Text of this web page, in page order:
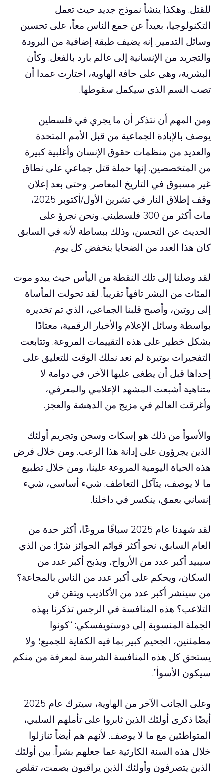
للقتل. وهكذا ينشأ نموذج جديد حيث تعمل
التكنولوجيا، بعيداً عن جمع الناس معاً، على تحسين
وسائل التدمير. إنه يضيف طبقة إضافية من البرودة
والتجريد من الإنسانية إلى عالم بارد بالفعل. وكأن
البشرية، وهي على حافة الهاوية، اختارت عمدا أن
تصب السم الذي سيكمل سقوطها.
ومن المهم أن نتذكر أن ما يجري في فلسطين
يوصف بالإبادة الجماعية من قبل الأمم المتحدة
والعديد من منظمات حقوق الإنسان وأغلبية كبيرة
من المتخصصين. إنها حملة قتل جماعي على نطاق
غير مسبوق في التاريخ المعاصر. وحتى بعد إعلان
وقف إطلاق النار في تشرين الأول/أكتوبر 2025،
مات أكثر من 300 فلسطيني. ونحن نجرؤ على
الحديث عن التحسن، وذلك ببساطة لأنه في السابق
كان هذا العدد من الضحايا ينخفض ​​كل يوم.
لقد وصلنا إلى تلك النقطة من اليأس حيث يبدو موت
المئات من البشر تافهاً تقريباً. لقد تحولت المأساة
إلى روتين، وأصبح قلبنا الجماعي، الذي تم تخديره
بواسطة وسائل الإعلام والأخبار الرقمية، معتادًا
بشكل خطير على هذه التقييمات المروعة. وتتابعت
التفجيرات بوتيرة لم نعد نملك الوقت للتعليق على
إحداها قبل أن يطغى عليها الآخر، في دوامة لا
متناهية أشبعت المشهد الإعلامي والمعرفي،
وأغرقت العالم في مزيج من الدهشة والعجز.
والأسوأ من ذلك هو إسكات وسجن وتجريم أولئك
الذين يجرؤون على إدانة هذا الرعب. ومن خلال فرض
هذه الحياة اليومية المروعة علينا، ومن خلال تطبيع
ما لا يوصف، يتآكل التعاطف. شيء أساسي، شيء
إنساني بعمق، ينكسر في داخلنا.
لقد شهدنا عام 2025 سباقًا مروعًا، أكثر حدة من
العام السابق، نحو أكثر قوائم الجوائز شرًا: من الذي
سيبيد أكبر عدد من الأرواح، ويذبح أكبر عدد من
السكان، ويحكم على أكبر عدد من الناس بالمجاعة؟
من سينشر أكبر عدد من الأكاذيب ويتقن فن
التلاعب؟ هذه المنافسة في الرجس تذكرنا بهذه
الجملة المنسوبة إلى دوستويفسكي: “كونوا
مطمئنين، الجحيم كبير بما فيه الكفاية للجميع؛ ولا
يستحق كل هذه المنافسة الشرسة لمعرفة من منكم
سيكون الأسوأ”.
وعلى الجانب الآخر من الهاوية، سيترك عام 2025
أيضًا ذكرى أولئك الذين ثابروا على تأملهم السلبي،
المتواطئين مع ما لا يوصف. لأنهم هم أيضاً تنازلوا
خلال هذه السنة الكارثية عما جعلهم بشراً. بين أولئك
الذين يتصرفون وأولئك الذين يراقبون بصمت، تقلص